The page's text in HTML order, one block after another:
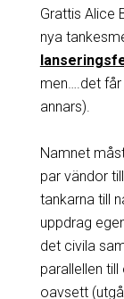
Grattis Alice
nya
men….det
annars).
Namnet
par vändor
tankarna till
uppdrag
det civila
parallellen
oavsett